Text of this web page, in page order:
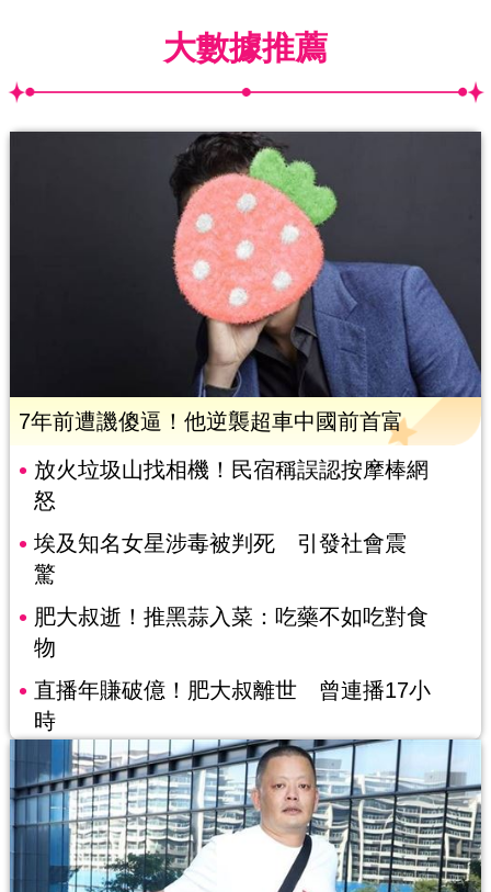
大數據推薦
7年前遭譏傻逼！他逆襲超車中國前首富
放火垃圾山找相機！民宿稱誤認按摩棒網
怒
埃及知名女星涉毒被判死 引發社會震
驚
肥大叔逝！推黑蒜入菜：吃藥不如吃對食
物
直播年賺破億！肥大叔離世 曾連播17小
時